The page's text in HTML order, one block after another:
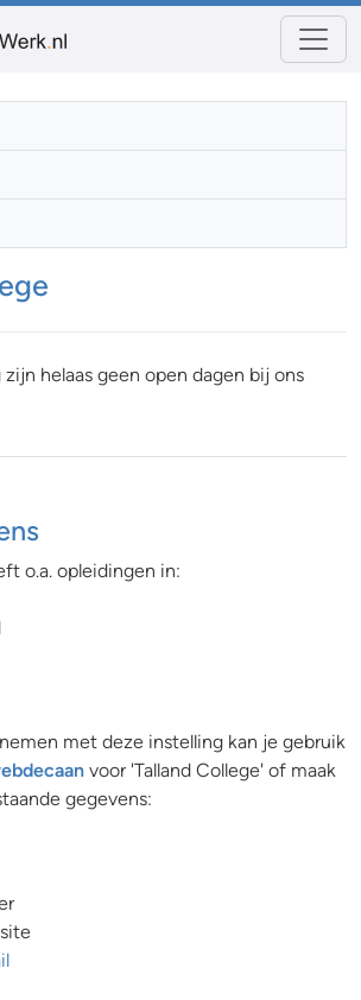
helaas geen open dagen bij ons
o.a. opleidingen in:
met deze instelling kan je gebruik
voor 'Talland College' of maak
gegevens: